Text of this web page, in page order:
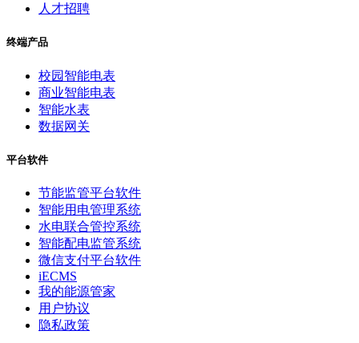
人才招聘
终端产品
校园智能电表
商业智能电表
智能水表
数据网关
平台软件
节能监管平台软件
智能用电管理系统
水电联合管控系统
智能配电监管系统
微信支付平台软件
iECMS
我的能源管家
用户协议
隐私政策